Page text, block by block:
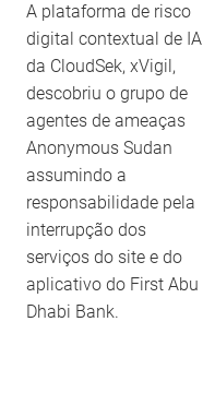
A plataforma de risco
digital contextual de IA
da CloudSek, xVigil,
descobriu o grupo de
agentes de ameaças
Anonymous Sudan
assumindo a
responsabilidade pela
interrupção dos
serviços do site e do
aplicativo do First Abu
Dhabi Bank.